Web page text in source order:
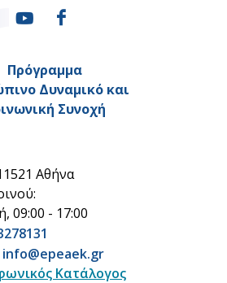
Αθήνα
09:00 - 17:00
info@epeaek.gr
Κατάλογος
Πρόγραμμα
Δυναμικό και
Συνοχή